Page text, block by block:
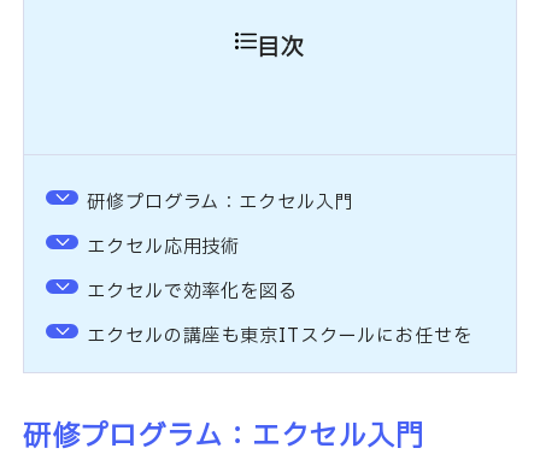
目次
研修プログラム：エクセル入門
エクセル応用技術
エクセルで効率化を図る
エクセルの講座も東京ITスクールにお任せを
研修プログラム：エクセル入門